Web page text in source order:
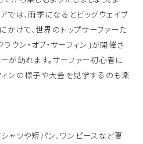
では、雨季になるとビッグウェイブ
けて、世界のトップサーファーた
ウン・オブ・サーフィン」が開催さ
が訪れます。サーファー初心者に
ィンの様子や大会を見学するのも楽
ャツや短パン、ワンピースなど夏